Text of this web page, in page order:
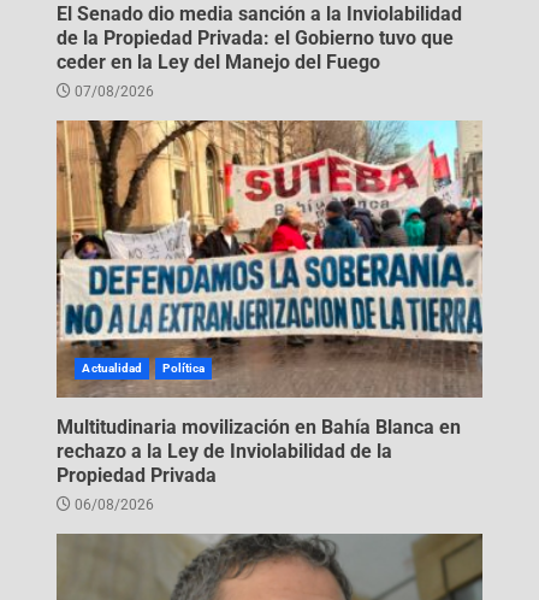
El Senado dio media sanción a la Inviolabilidad
de la Propiedad Privada: el Gobierno tuvo que
ceder en la Ley del Manejo del Fuego
07/08/2026
Actualidad Política
Multitudinaria movilización en Bahía Blanca en
rechazo a la Ley de Inviolabilidad de la
Propiedad Privada
06/08/2026